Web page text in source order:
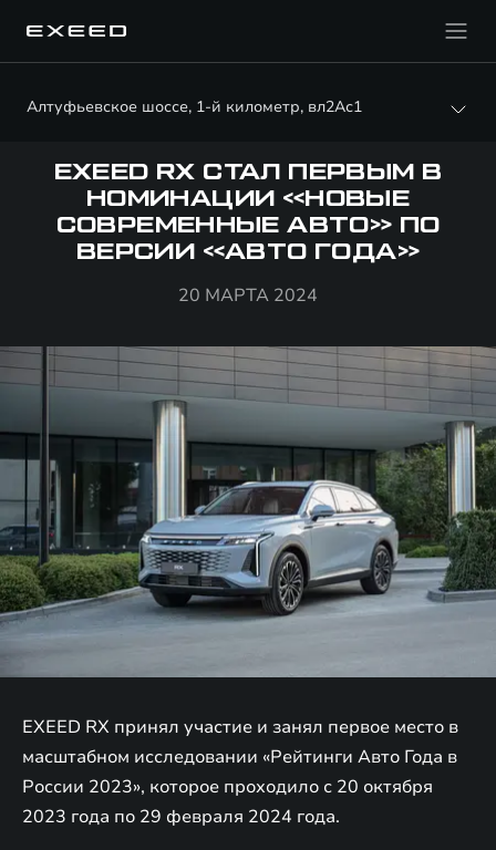
Алтуфьевское шоссе, 1-й километр, вл2Ас1
EXEED RX СТАЛ ПЕРВЫМ В
НОМИНАЦИИ «НОВЫЕ
СОВРЕМЕННЫЕ АВТО» ПО
ВЕРСИИ «АВТО ГОДА»
20 МАРТА 2024
EXEED RX принял участие и занял первое место в
масштабном исследовании «Рейтинги Авто Года в
России 2023», которое проходило с 20 октября
2023 года по 29 февраля 2024 года.